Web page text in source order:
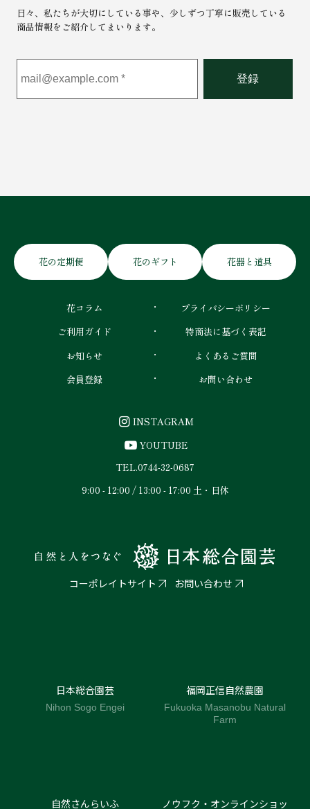
し
て
さ
い
日々、私たちが大切にしている事や、少しずつ丁寧に販売している
商品情報をご紹介してまいります。
花の定期便 花のギフト 花器と道具
花コラム
ご利用ガイド
お知らせ
会員登録
プライバシーポリシー
特商法に基づく表記
よくあるご質問
お問い合わせ
INSTAGRAM
YOUTUBE
TEL.0744-32-0687
9:00 - 12:00 / 13:00 - 17:00 土・日休
コーポレイトサイト お問い合わせ
日本総合園芸
Nihon Sogo Engei
福岡正信自然農園
Fukuoka Masanobu Natural
Farm
自然さんらいふ ノウフク・オンラインショッ